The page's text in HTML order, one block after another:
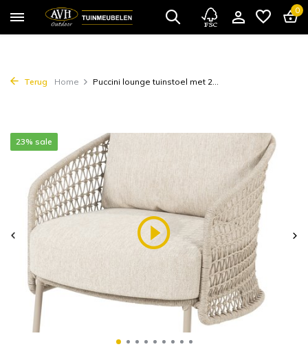
0
Terug Home Puccini lounge tuinstoel met 2...
23% sale